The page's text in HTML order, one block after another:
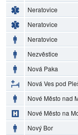
Neratovice
Neratovice
Neratovice
Nezvěstice
Nová Paka
Nová Ves pod
Nové Město nad
Nové Město na
Nový Bor